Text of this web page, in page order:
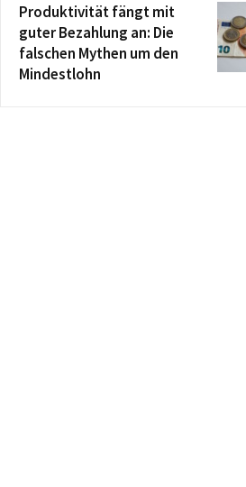
Produktivität fängt mit
guter Bezahlung an: Die
falschen Mythen um den
Mindestlohn